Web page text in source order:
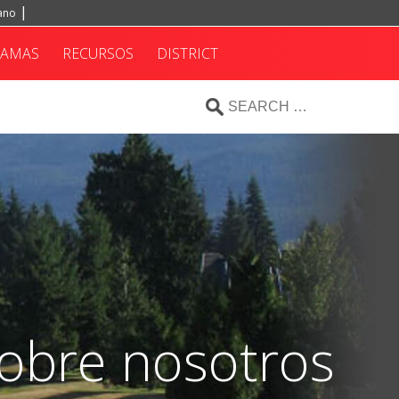
RECURSOS DISTRICT
nosotros